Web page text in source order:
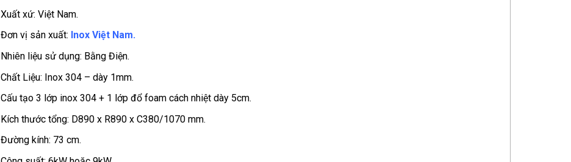
Xuất xứ: Việt Nam.
Đơn vị sản xuất: Inox Việt Nam.
Nhiên liệu sử dụng: Bằng Điện.
Chất Liệu: Inox 304 – dày 1mm.
Cấu tạo 3 lớp inox 304 + 1 lớp đổ foam cách nhiệt dày 5cm.
Kích thước tổng: D890 x R890 x C380/1070 mm.
Đường kính: 73 cm.